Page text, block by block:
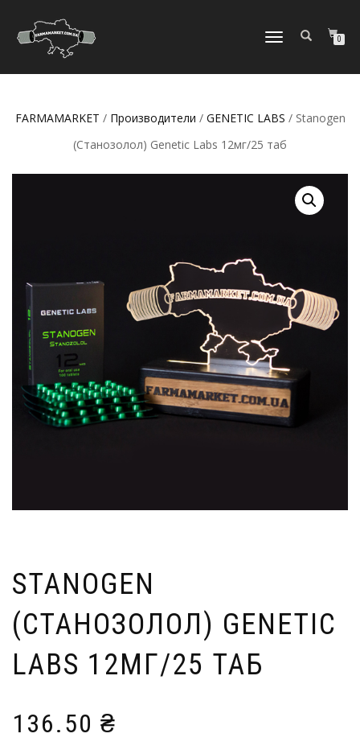
ПЕРЕКЛЮЧИТЬ
0
FARMAMARKET / Производители / GENETIC LABS / Stanogen
(Станозолол) Genetic Labs 12мг/25 таб
STANOGEN
(СТАНОЗОЛОЛ) GENETIC
LABS 12МГ/25 ТАБ
136.50 ₴